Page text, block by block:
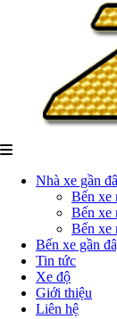
Nhà xe gần
Bến xe
Bến xe
Bến xe
Bến xe gần
Tin tức
Xe độ
Giới thiệu
Liên hệ